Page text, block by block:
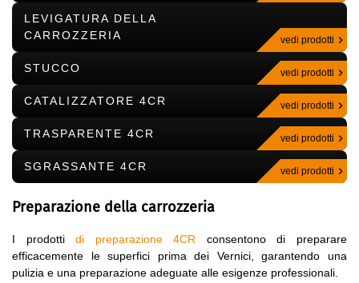
LEVIGATURA DELLA
CARROZZERIA
vedi prodotti
STUCCO vedi prodotti
CATALIZZATORE 4CR vedi prodotti
TRASPARENTE 4CR vedi prodotti
SGRASSANTE 4CR vedi prodotti
Preparazione della carrozzeria
I prodottidi preparazione 4CR consentono di preparare
efficacemente le superfici prima dei Vernici, garantendo una
pulizia e una preparazione adeguate alle esigenze professionali.